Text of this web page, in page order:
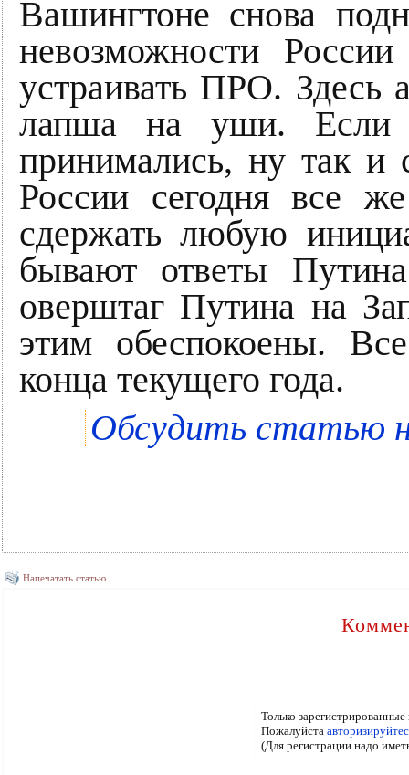
Вашингтоне снова
невозможности
устраивать ПРО. Здесь
лапша на уши. Если
принимались, ну так и
России сегодня все
сдержать любую
бывают ответы
оверштаг Путина на
этим обеспокоены.
конца текущего года.
Обсудить статью
Напечатать статью
Только
Пожалуйста
(Для регистрации надо